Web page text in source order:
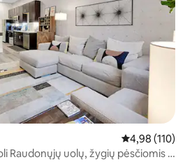
Vidutinis
4,98 (110)
Raudonųjų uolų, žygių pėsčiomis ir